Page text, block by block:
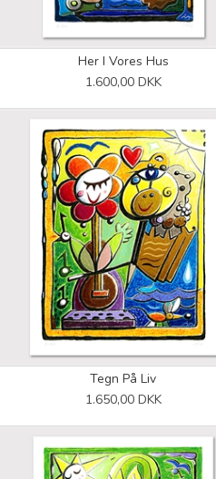
Her I Vores Hus
1.600,00 DKK
Tegn På Liv
1.650,00 DKK